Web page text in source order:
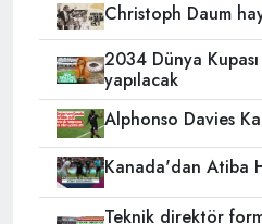
Christoph Daum
2034 Dünya
yapılacak
Alphonso Davies
Kanada'dan Atiba
Teknik direktör